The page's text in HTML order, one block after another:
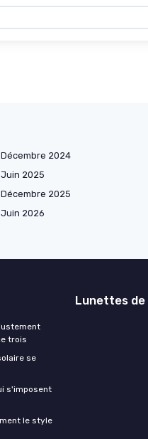
Décembre 2024
Juin 2025
Décembre 2025
Juin 2026
trois
se
s'imposent
le style
Lunettes de